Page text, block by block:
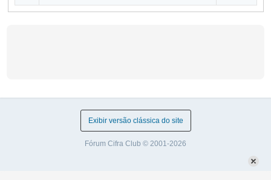
Exibir versão clássica do site
Fórum Cifra Club © 2001-2026